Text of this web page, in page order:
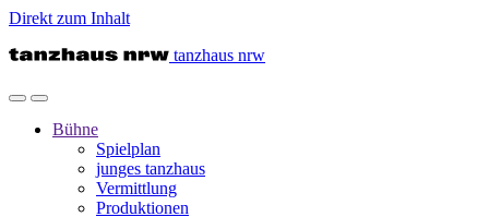
Direkt zum Inhalt
tanzhaus nrw
Bühne
Spielplan
junges tanzhaus
Vermittlung
Produktionen